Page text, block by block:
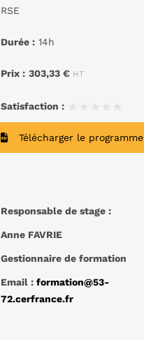
RSE
Durée :14h
Prix : 303,33 € HT
Satisfaction :
Télécharger le programme
Responsable de stage :
Anne FAVRIE
Gestionnaire de formation
Email : formation@53-
72.cerfrance.fr